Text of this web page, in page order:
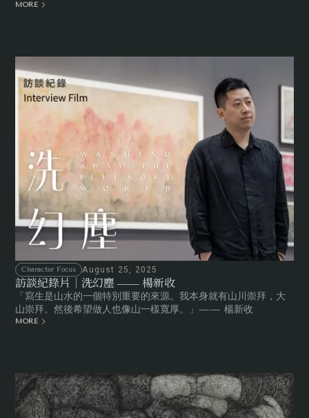
MORE
Character Focus August 25, 2025
訪談紀錄片｜洗幻塵 —— 楊新收
「寫生是山水的一個特別重要的來源。我本身就有山川崇拜，大
山崇拜。然後希望做人也像山一樣寬厚。」—— 楊新收
MORE